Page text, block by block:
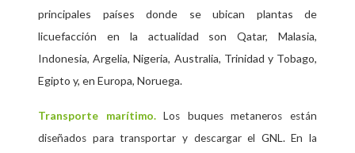
principales países donde se ubican plantas de
licuefacción en la actualidad son Qatar, Malasia,
Indonesia, Argelia, Nigeria, Australia, Trinidad y Tobago,
Egipto y, en Europa, Noruega.
Transporte marítimo.Los buques metaneros están
diseñados para transportar y descargar el GNL. En la